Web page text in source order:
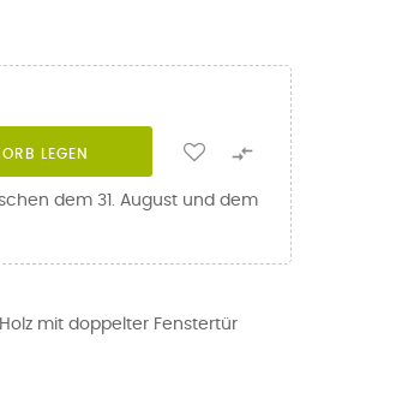
LEGEN 
dem 31. August und dem
mit doppelter Fenstertür